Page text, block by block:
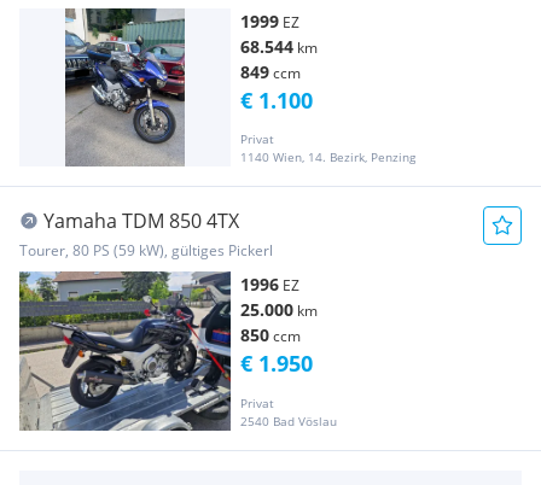
1999 EZ
68.544 km
849ccm
Privat
1140 Wien, 14. Bezirk, Penzing
€ 1.100
Yamaha TDM 850 4TX
Tourer, 80 PS (59 kW), gültiges Pickerl
1996 EZ
25.000 km
850ccm
Privat
2540 Bad Vöslau
€ 1.950